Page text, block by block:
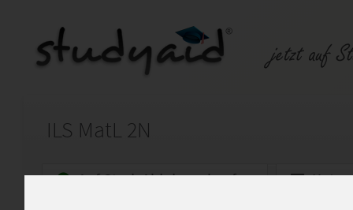
ILS MatL 2N
Auf StudyAid.de verkaufen